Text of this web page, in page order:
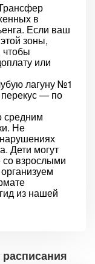
в
Если ваш
зоны,
чтобы
или
лагуну №1
перекус — по
средним
Не
Дети могут
со взрослыми
из нашей